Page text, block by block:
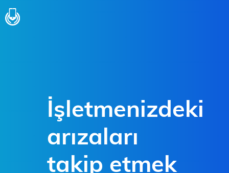
İşletmenizdeki
arızaları
takip etmek